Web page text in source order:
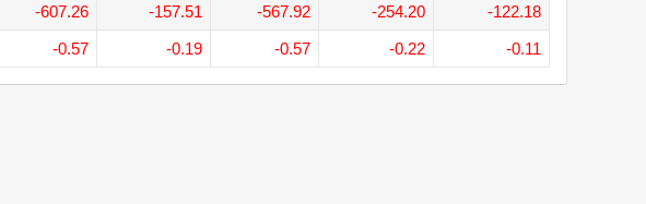
-607.26 -157.51 -567.92 -254.20
-122.18
-0.57 -0.19 -0.57 -0.22 -0.11